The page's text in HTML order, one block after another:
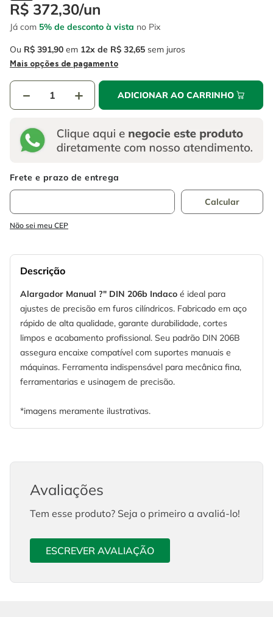
R$ 372,30/un
Já com 5% de desconto à vista no Pix
Ou R$ 391,90 em 12 R$ 32,65 sem juros
Mais opções de pagamento
＋
－ ADICIONAR AO CARRINHO
Não sei meu CEP
Descrição
Alargador Manual ?" DIN 206b Indaco é ideal para
ajustes de precisão em furos cilíndricos. Fabricado em aço
rápido de alta qualidade, garante durabilidade, cortes
limpos e acabamento profissional. Seu padrão DIN 206B
assegura encaixe compatível com suportes manuais e
máquinas. Ferramenta indispensável para mecânica fina,
ferramentarias e usinagem de precisão.
*imagens meramente ilustrativas.
Avaliações
Tem esse produto? Seja o primeiro a avaliá-lo!
ESCREVER AVALIAÇÃO
6 º fio
7º chave impacto
8º disco corte
serra copo
º escada
º serra circular
º fio
disco corte
serra copo